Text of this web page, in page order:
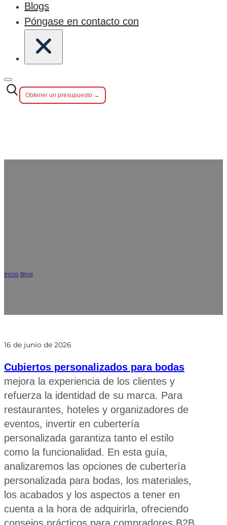
Blogs
Póngase en contacto con
Obtener un presupuesto →
Inicio Blog
16 de junio de 2026
Cubiertos personalizados para bodas
mejora la experiencia de los clientes y
refuerza la identidad de su marca. Para
restaurantes, hoteles y organizadores de
eventos, invertir en cubertería
personalizada garantiza tanto el estilo
como la funcionalidad. En esta guía,
analizaremos las opciones de cubertería
personalizada para bodas, los materiales,
los acabados y los aspectos a tener en
cuenta a la hora de adquirirla, ofreciendo
consejos prácticos para compradores B2B